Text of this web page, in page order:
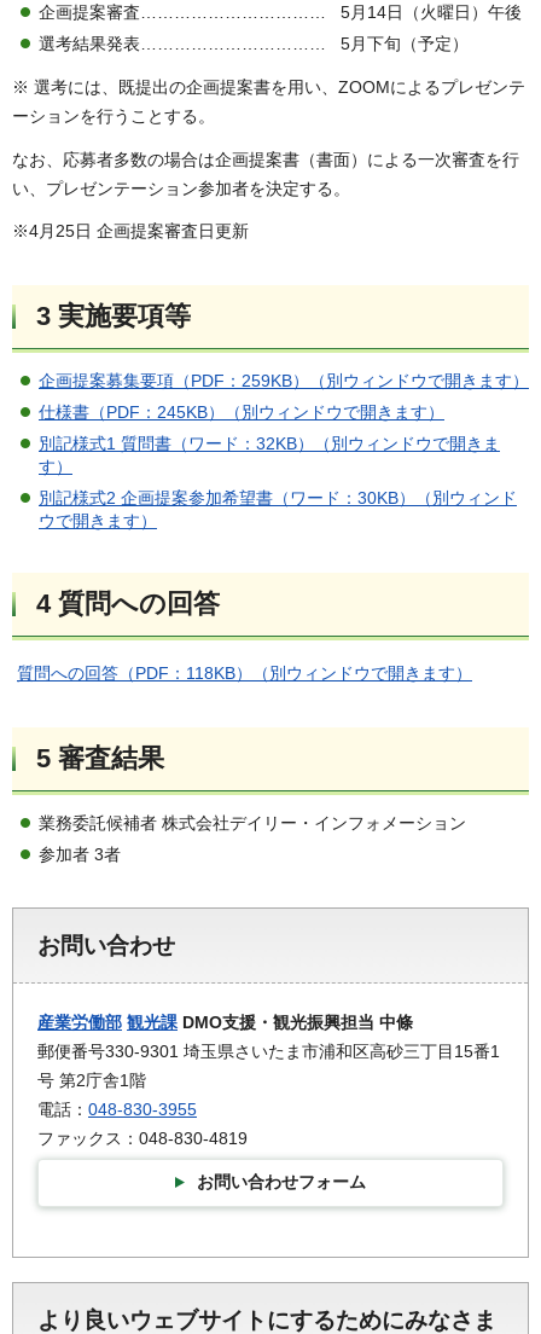
企画提案審査…………………………… 5月14日（火曜日）午後
選考結果発表…………………………… 5月下旬（予定）
※ 選考には、既提出の企画提案書を用い、ZOOMによるプレゼンテ
ーションを行うことする。
なお、応募者多数の場合は企画提案書（書面）による一次審査を行
い、プレゼンテーション参加者を決定する。
※4月25日 企画提案審査日更新
3 実施要項等
企画提案募集要項（PDF：259KB）（別ウィンドウで開きます）
仕様書（PDF：245KB）（別ウィンドウで開きます）
別記様式1 質問書（ワード：32KB）（別ウィンドウで開きま
す）
別記様式2 企画提案参加希望書（ワード：30KB）（別ウィンド
ウで開きます）
4 質問への回答
質問への回答（PDF：118KB）（別ウィンドウで開きます）
5 審査結果
業務委託候補者 株式会社デイリー・インフォメーション
参加者 3者
お問い合わせ
産業労働部 観光課 DMO支援・観光振興担当 中條
郵便番号330-9301 埼玉県さいたま市浦和区高砂三丁目15番1
号 第2庁舎1階
電話： 048-830-3955
ファックス：048-830-4819
お問い合わせフォーム
より良いウェブサイトにするためにみなさま